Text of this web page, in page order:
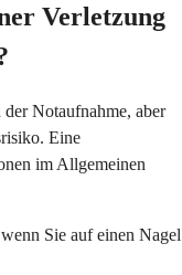
Verletzung
Notaufnahme, aber
Eine
im Allgemeinen
Sie auf einen Nagel